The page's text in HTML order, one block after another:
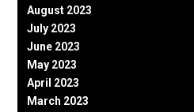
August 2023
July 2023
June 2023
May 2023
April 2023
March 2023